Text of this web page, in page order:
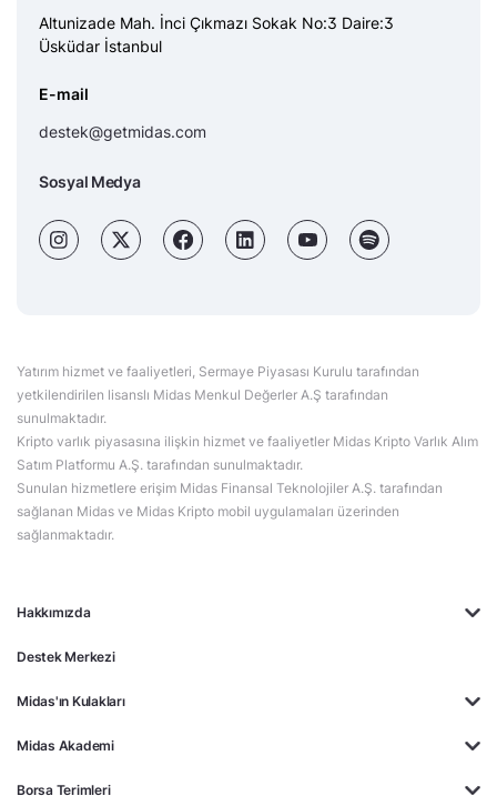
Hakkımızda
Destek Merkezi
Midas'ın Kulakları
Midas Akademi
Borsa Terimleri
Altunizade Mah. İnci Çıkmazı Sokak No:3 Daire:3
Üsküdar İstanbul
E-mail
destek@getmidas.com
Sosyal Medya
Yatırım hizmet ve faaliyetleri, Sermaye Piyasası Kurulu tarafından
yetkilendirilen lisanslı Midas Menkul Değerler A.Ş tarafından
sunulmaktadır.
Kripto varlık piyasasına ilişkin hizmet ve faaliyetler Midas Kripto Varlık Alım
Satım Platformu A.Ş. tarafından sunulmaktadır.
Sunulan hizmetlere erişim Midas Finansal Teknolojiler A.Ş. tarafından
sağlanan Midas ve Midas Kripto mobil uygulamaları üzerinden
sağlanmaktadır.